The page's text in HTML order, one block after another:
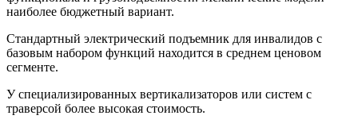
наиболее бюджетный вариант.
Стандартный электрический подъемник для инвалидов с
базовым набором функций находится в среднем ценовом
сегменте.
У специализированных вертикализаторов или систем с
траверсой более высокая стоимость.